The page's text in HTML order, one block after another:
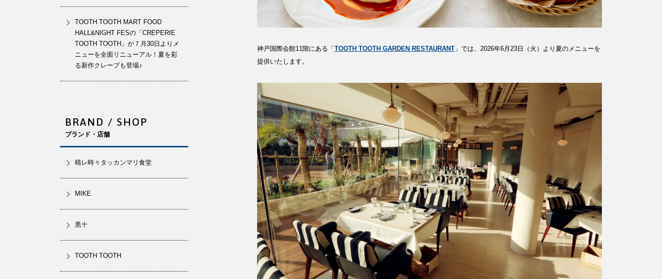
神戸国際会館11階にある「TOOTH TOOTH GARDEN RESTAURANT 」では、2026年6月23日（火）より夏のメニューを
提供いたします。
TOOTH TOOTH MART FOOD
HALL&NIGHT FESの「CREPERIE
TOOTH TOOTH」が７月30日よりメ
ニューを全面リニューアル！夏を彩
る新作クレープも登場♪
BRAND / SHOP
ブランド・店舗
晴レ時々タッカンマリ食堂
MIKE
黒十
TOOTH TOOTH